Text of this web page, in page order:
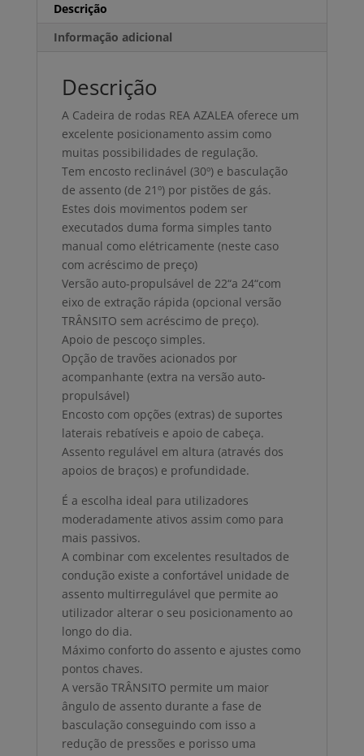
Descrição
Informação adicional
Descrição
A Cadeira de rodas REA AZALEA oferece um
excelente posicionamento assim como
muitas possibilidades de regulação.
Tem encosto reclinável (30º) e basculação
de assento (de 21º) por pistões de gás.
Estes dois movimentos podem ser
executados duma forma simples tanto
manual como elétricamente (neste caso
com acréscimo de preço)
Versão auto-propulsável de 22“a 24“com
eixo de extração rápida (opcional versão
TRÂNSITO sem acréscimo de preço).
Apoio de pescoço simples.
Opção de travões acionados por
acompanhante (extra na versão auto-
propulsável)
Encosto com opções (extras) de suportes
laterais rebatíveis e apoio de cabeça.
Assento regulável em altura (através dos
apoios de braços) e profundidade.
É a escolha ideal para utilizadores
moderadamente ativos assim como para
mais passivos.
A combinar com excelentes resultados de
condução existe a confortável unidade de
assento multirregulável que permite ao
utilizador alterar o seu posicionamento ao
longo do dia.
Máximo conforto do assento e ajustes como
pontos chaves.
A versão TRÂNSITO permite um maior
ângulo de assento durante a fase de
basculação conseguindo com isso a
redução de pressões e porisso uma